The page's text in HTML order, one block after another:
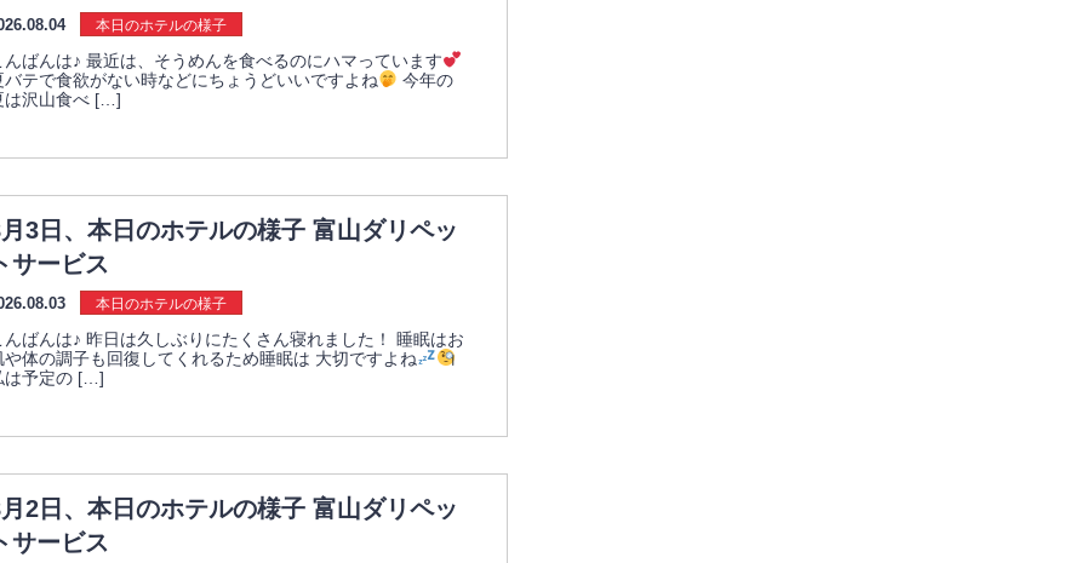
本日のホテルの様子
んばんは♪ 最近は、そうめんを食べるのにハマっています
バテで食欲がない時などにちょうどいいですよね
今年の
は沢山食べ […]
3日、本日のホテルの様子 富山ダリペッ
サービス
本日のホテルの様子
んばんは♪ 昨日は久しぶりにたくさん寝れました！ 睡眠はお
や体の調子も回復してくれるため睡眠は 大切ですよね
は予定の […]
2日、本日のホテルの様子 富山ダリペッ
サービス